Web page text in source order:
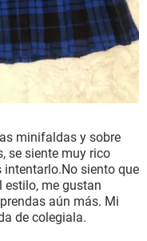
minifaldas y sobre
se siente muy rico
intentarlo.No siento que
estilo, me gustan
aún más. Mi
de colegiala.